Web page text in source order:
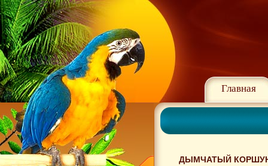
Главная
ДЫМЧАТЫЙ КОРШУН